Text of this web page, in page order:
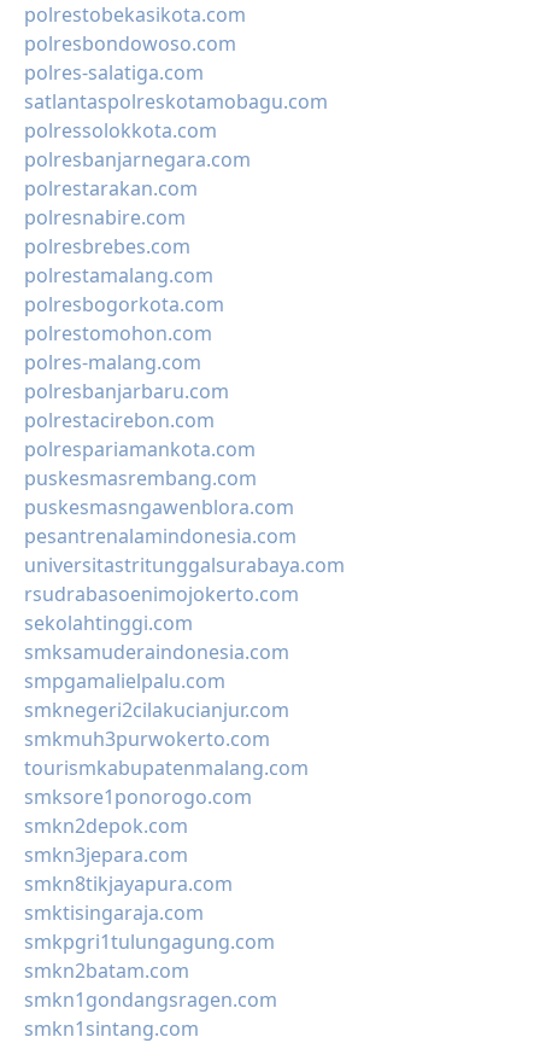
polrestobekasikota.com
polresbondowoso.com
polres-salatiga.com
satlantaspolreskotamobagu.com
polressolokkota.com
polresbanjarnegara.com
polrestarakan.com
polresnabire.com
polresbrebes.com
polrestamalang.com
polresbogorkota.com
polrestomohon.com
polres-malang.com
polresbanjarbaru.com
polrestacirebon.com
polrespariamankota.com
puskesmasrembang.com
puskesmasngawenblora.com
pesantrenalamindonesia.com
universitastritunggalsurabaya.com
rsudrabasoenimojokerto.com
sekolahtinggi.com
smksamuderaindonesia.com
smpgamalielpalu.com
smknegeri2cilakucianjur.com
smkmuh3purwokerto.com
tourismkabupatenmalang.com
smksore1ponorogo.com
smkn2depok.com
smkn3jepara.com
smkn8tikjayapura.com
smktisingaraja.com
smkpgri1tulungagung.com
smkn2batam.com
smkn1gondangsragen.com
smkn1sintang.com